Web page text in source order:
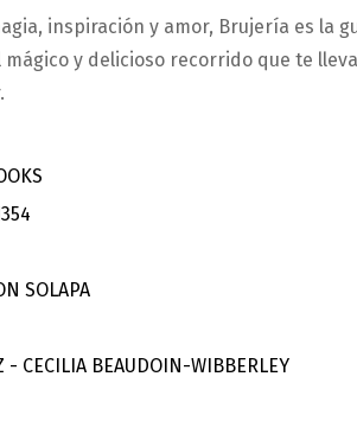
inspiración y amor, Brujería es la
y delicioso recorrido que te
SOLAPA
- CECILIA BEAUDOIN-WIBBERLEY